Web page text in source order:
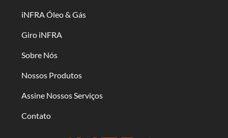
iNFRA Óleo & Gás
Giro iNFRA
Sobre Nós
Nossos Produtos
Assine Nossos Serviços
Contato